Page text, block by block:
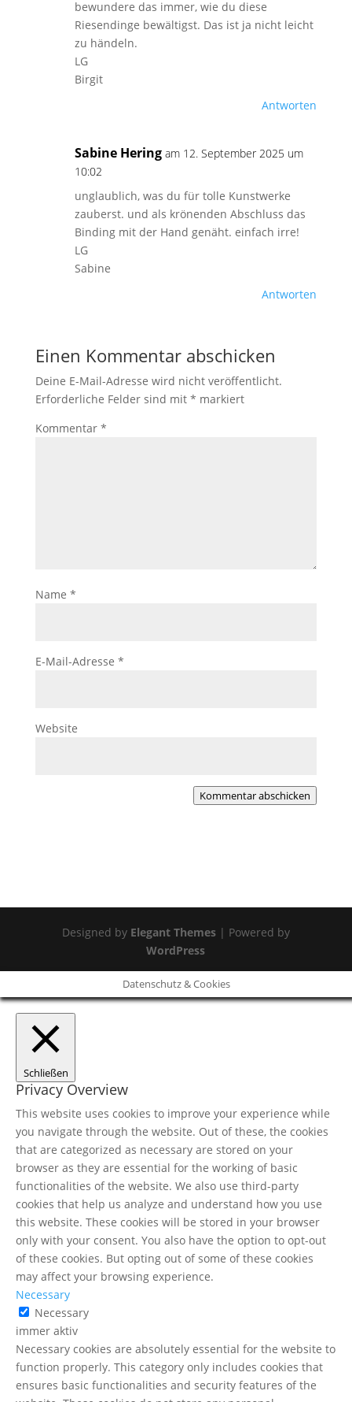
bewundere das immer, wie du diese
Riesendinge bewältigst. Das ist ja nicht leicht
zu händeln.
LG
Birgit
Antworten
Sabine Hering am 12. September 2025 um
10:02
unglaublich, was du für tolle Kunstwerke
zauberst. und als krönenden Abschluss das
Binding mit der Hand genäht. einfach irre!
LG
Sabine
Antworten
Einen Kommentar abschicken
Deine E-Mail-Adresse wird nicht veröffentlicht.
Erforderliche Felder sind mit * markiert
Kommentar *
Name *
E-Mail-Adresse *
Website
Kommentar abschicken
Designed by Elegant Themes| Powered by
WordPress
Datenschutz & Cookies
Schließen
Privacy Overview
This website uses cookies to improve your experience while
you navigate through the website. Out of these, the cookies
that are categorized as necessary are stored on your
browser as they are essential for the working of basic
functionalities of the website. We also use third-party
cookies that help us analyze and understand how you use
this website. These cookies will be stored in your browser
only with your consent. You also have the option to opt-out
of these cookies. But opting out of some of these cookies
may affect your browsing experience.
Necessary
Necessary
immer aktiv
Necessary cookies are absolutely essential for the website to
function properly. This category only includes cookies that
ensures basic functionalities and security features of the